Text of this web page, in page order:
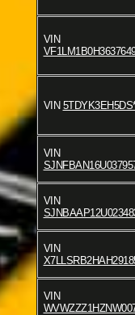
VIN
VIN
VIN
VIN
VIN
VIN